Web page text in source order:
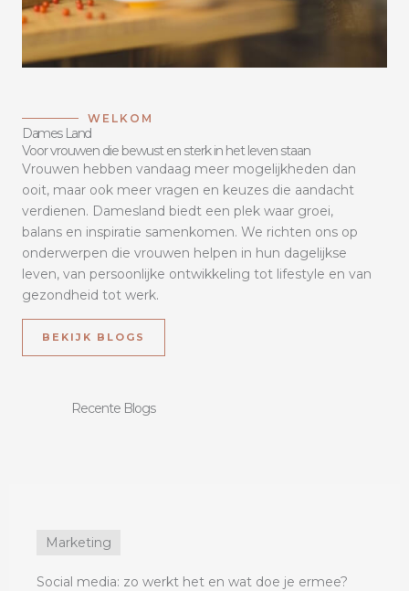
WELKOM
Dames Land
Voor vrouwen die bewust en sterk in het leven staan
Vrouwen hebben vandaag meer mogelijkheden dan
ooit, maar ook meer vragen en keuzes die aandacht
verdienen. Damesland biedt een plek waar groei,
balans en inspiratie samenkomen. We richten ons op
onderwerpen die vrouwen helpen in hun dagelijkse
leven, van persoonlijke ontwikkeling tot lifestyle en van
gezondheid tot werk.
BEKIJK BLOGS
Recente Blogs
Marketing
Social media: zo werkt het en wat doe je ermee?